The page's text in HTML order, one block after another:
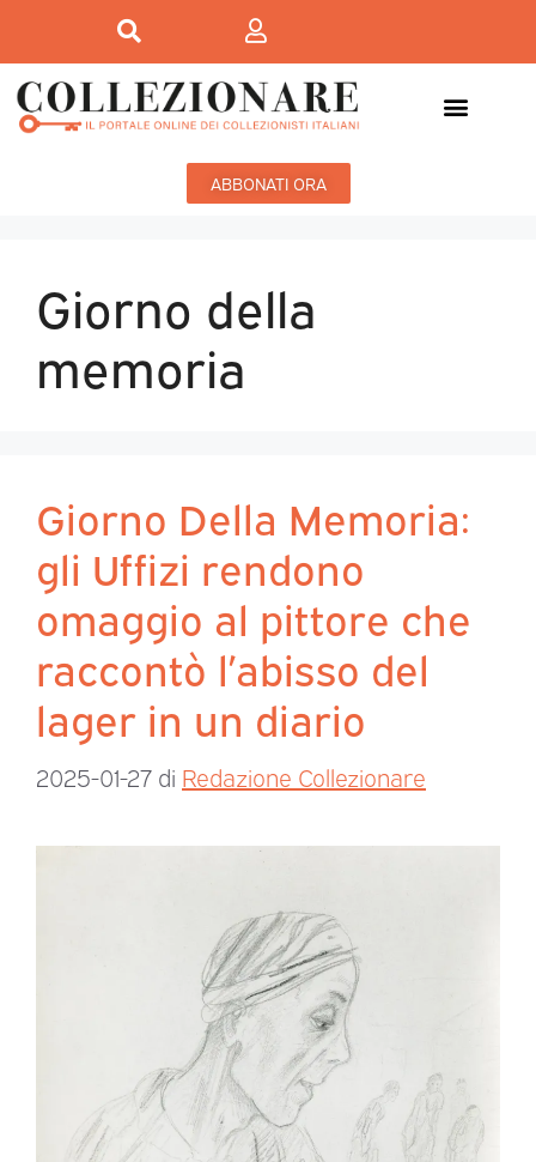
ABBONATI ORA
Giorno della
memoria
Giorno Della Memoria:
gli Uffizi rendono
omaggio al pittore che
raccontò l’abisso del
lager in un diario
2025-01-27 di Redazione Collezionare